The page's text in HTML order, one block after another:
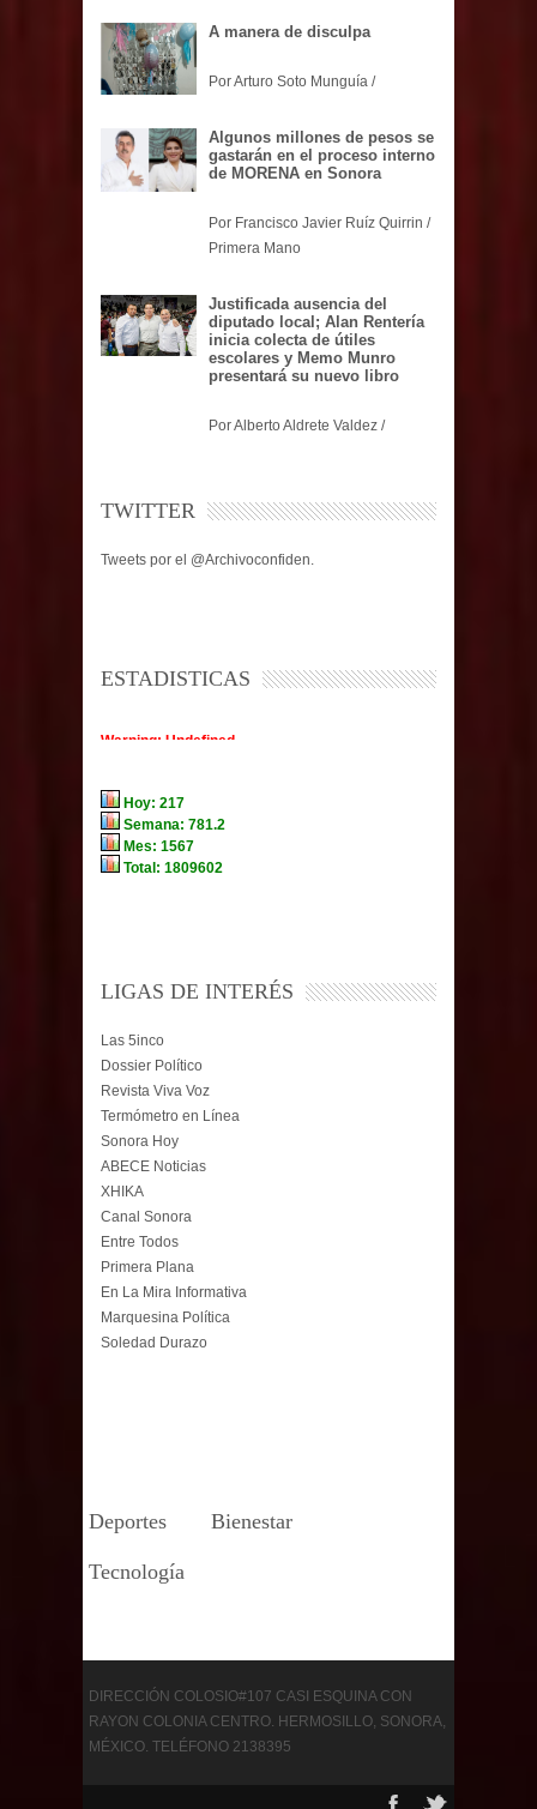
A manera de disculpa
Por Arturo Soto Munguía /
Algunos millones de pesos se
gastarán en el proceso interno
de MORENA en Sonora
Por Francisco Javier Ruíz Quirrin /
Primera Mano
Justificada ausencia del
diputado local; Alan Rentería
inicia colecta de útiles
escolares y Memo Munro
presentará su nuevo libro
Por Alberto Aldrete Valdez /
TWITTER
Tweets por el @Archivoconfiden.
ESTADISTICAS
LIGAS DE INTERÉS
Las 5inco
Dossier Político
Revista Viva Voz
Termómetro en Línea
Sonora Hoy
ABECE Noticias
XHIKA
Canal Sonora
Entre Todos
Primera Plana
En La Mira Informativa
Marquesina Política
Soledad Durazo
Deportes Bienestar
Tecnología
DIRECCIÓN COLOSIO#107 CASI ESQUINA CON
RAYON COLONIA CENTRO. HERMOSILLO, SONORA,
MÉXICO. TELÉFONO 2138395